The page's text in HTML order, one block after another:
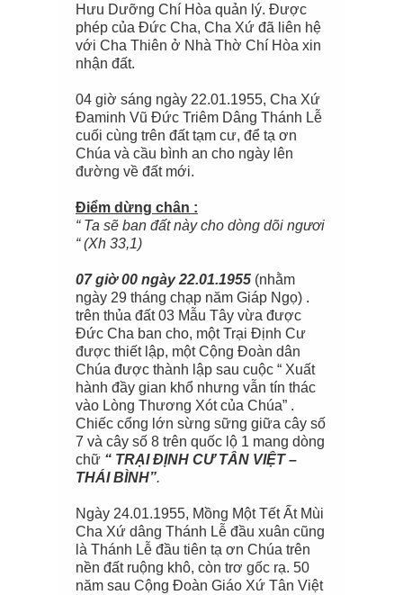
Hưu Dưỡng Chí Hòa quản lý. Được
phép của Đức Cha, Cha Xứ đã liên hệ
với Cha Thiên ở Nhà Thờ Chí Hòa xin
nhận đất.
04 giờ sáng ngày 22.01.1955, Cha Xứ
Đaminh Vũ Đức Triêm Dâng Thánh Lễ
cuối cùng trên đất tạm cư, để tạ ơn
Chúa và cầu bình an cho ngày lên
đường về đất mới.
Điểm dừng chân :
“ Ta sẽ ban đất này cho dòng dõi ngươi
“ (Xh 33,1)
07 giờ 00 ngày 22.01.1955 (nhằm
ngày 29 tháng chạp năm Giáp Ngọ) .
trên thủa đất 03 Mẫu Tây vừa được
Đức Cha ban cho, một Trại Định Cư
được thiết lập, một Cộng Đoàn dân
Chúa được thành lập sau cuộc “ Xuất
hành đầy gian khổ nhưng vẫn tín thác
vào Lòng Thương Xót của Chúa” .
Chiếc cổng lớn sừng sững giữa cây số
7 và cây số 8 trên quốc lộ 1 mang dòng
chữ “ TRẠI ĐỊNH CƯ TÂN VIỆT –
THÁI BÌNH”.
Ngày 24.01.1955, Mồng Một Tết Ất Mùi
Cha Xứ dâng Thánh Lễ đầu xuân cũng
là Thánh Lễ đầu tiên tạ ơn Chúa trên
nền đất ruộng khô, còn trơ gốc rạ. 50
năm sau Cộng Đoàn Giáo Xứ Tân Việt